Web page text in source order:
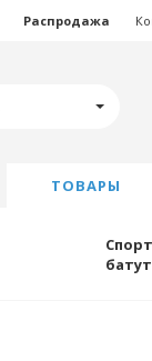
Распродажа
ТОВАРЫ